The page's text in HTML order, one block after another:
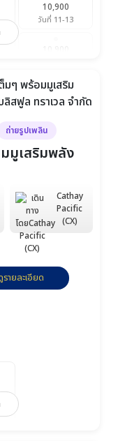
10,900
วันที่ 11-13
14,900
วันที่ 23-25
9,900
วันที่ 29-31
10,900
วันที่ 6-8
วันที่ 12-14
ถ่ายรูปเพลิน
มูเสริมพลัง
Cathay
Pacific
(CX)
ายละเอียด